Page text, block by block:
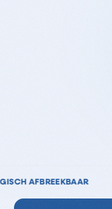
VANAF €40